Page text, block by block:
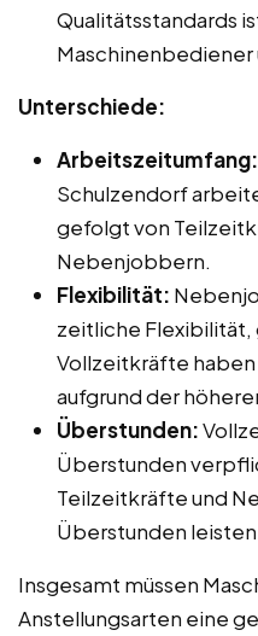
Qualitätsstandards
Maschinenbediener
Unterschiede:
Arbeitszeitumfang:
Schulzendorf
gefolgt von
Nebenjobbern.
Flexibilität:
zeitliche
Vollzeitkräfte
aufgrund der
Überstunden:
Überstunden
Teilzeitkräfte und
Überstunden
Insgesamt müssen
Anstellungsarten eine